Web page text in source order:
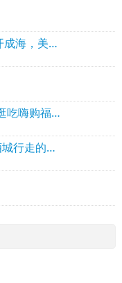
泸州藏了个“莫奈花园”！这里绣球花开成海，美到失语
来泸州、逛酒博，一张票根玩通城！逛吃嗨购福利全攻略来了！
春假来啦，告别书本，9大主题解锁酒城行走的课堂